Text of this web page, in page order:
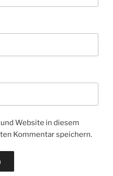
Website in diesem
Kommentar speichern.